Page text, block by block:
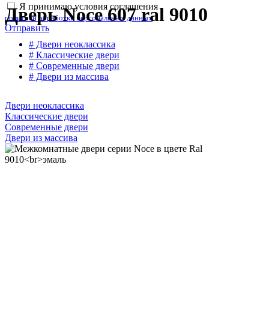
Я принимаю условия соглашения
политики обработки персональных данных
Отправить
Дверь Noce 607 ral 9010
# Двери неоклассика
# Классические двери
# Современные двери
# Двери из массива
Двери неоклассика
Классические двери
Современные двери
Двери из массива